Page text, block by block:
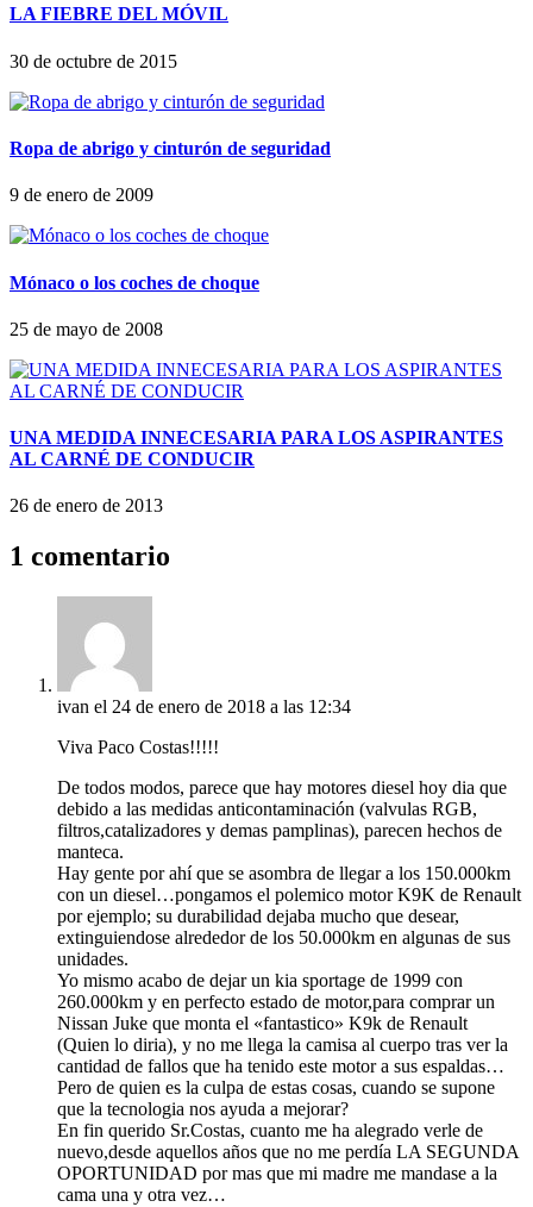
LA FIEBRE DEL MÓVIL
30 de octubre de 2015
Ropa de abrigo y cinturón de seguridad
9 de enero de 2009
Mónaco o los coches de choque
25 de mayo de 2008
UNA MEDIDA INNECESARIA PARA LOS ASPIRANTES
AL CARNÉ DE CONDUCIR
26 de enero de 2013
1 comentario
ivan el 24 de enero de 2018 a las 12:34
Viva Paco Costas!!!!!
De todos modos, parece que hay motores diesel hoy dia que
debido a las medidas anticontaminación (valvulas RGB,
filtros,catalizadores y demas pamplinas), parecen hechos de
manteca.
Hay gente por ahí que se asombra de llegar a los 150.000km
con un diesel…pongamos el polemico motor K9K de Renault
por ejemplo; su durabilidad dejaba mucho que desear,
extinguiendose alrededor de los 50.000km en algunas de sus
unidades.
Yo mismo acabo de dejar un kia sportage de 1999 con
260.000km y en perfecto estado de motor,para comprar un
Nissan Juke que monta el «fantastico» K9k de Renault
(Quien lo diria), y no me llega la camisa al cuerpo tras ver la
cantidad de fallos que ha tenido este motor a sus espaldas…
Pero de quien es la culpa de estas cosas, cuando se supone
que la tecnologia nos ayuda a mejorar?
En fin querido Sr.Costas, cuanto me ha alegrado verle de
nuevo,desde aquellos años que no me perdía LA SEGUNDA
OPORTUNIDAD por mas que mi madre me mandase a la
cama una y otra vez…